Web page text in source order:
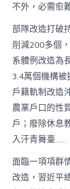
不外，必需愈
部隊改造打破
削減200多個
系體例改造為
3.4萬個機構被
戶籍軌制改造
農業戶口的性
戶；廢除休息
入汗青舞臺……
面臨一項項群
改造，習近平